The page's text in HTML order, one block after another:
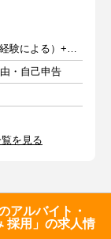
月給23万～40万円（スキル・経験による）+交通費全額支給
・自己申告
を見る
アルバイト・
採用」の求人情